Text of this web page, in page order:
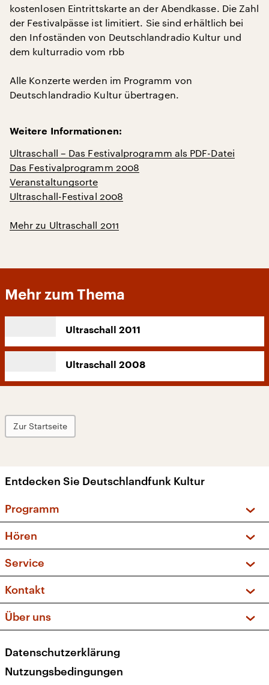
kostenlosen Eintrittskarte an der Abendkasse. Die Zahl
der Festivalpässe ist limitiert. Sie sind erhältlich bei
den Infoständen von Deutschlandradio Kultur und
dem kulturradio vom rbb
Alle Konzerte werden im Programm von
Deutschlandradio Kultur übertragen.
Weitere Informationen:
Ultraschall – Das Festivalprogramm als PDF-Datei
Das Festivalprogramm 2008
Veranstaltungsorte
Ultraschall-Festival 2008
Mehr zu Ultraschall 2011
Mehr zum Thema
Ultraschall 2011
Ultraschall 2008
Zur Startseite
Entdecken Sie Deutschlandfunk Kultur
Programm
Sendungen und Podcasts
Musikliste
Kakadu – Das Kinderprogramm
Hören
Frequenzen (UKW + DAB+)
Service
FAQ
Apps
Newsletter
Veranstaltungen
Kontakt
Social Media
Über uns
Presse
Karriere
Datenschutzerklärung
Nutzungsbedingungen